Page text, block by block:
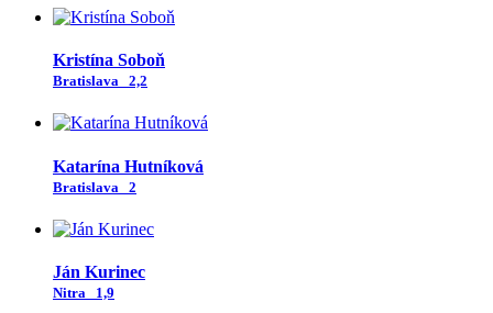
Kristína Soboň
Bratislava 2,2
Katarína Hutníková
Bratislava 2
Ján Kurinec
Nitra 1,9